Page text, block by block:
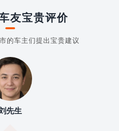
友宝贵评价
的车主们提出宝贵建议
先生